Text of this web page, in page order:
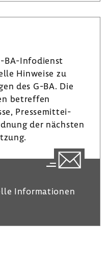
​BA-Infodienst
Hinweise zu
des G-BA. Die
betreffen
Pres­se­mit­tei­
der nächsten
Infor­ma­tionen